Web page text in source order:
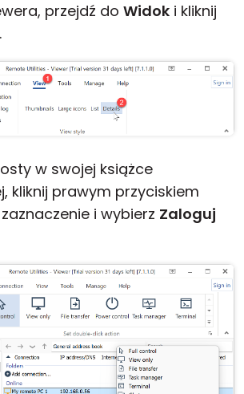
przejdź do Widok i kliknij
.
w swojej książce
kliknij prawym przyciskiem
i wybierz Zaloguj